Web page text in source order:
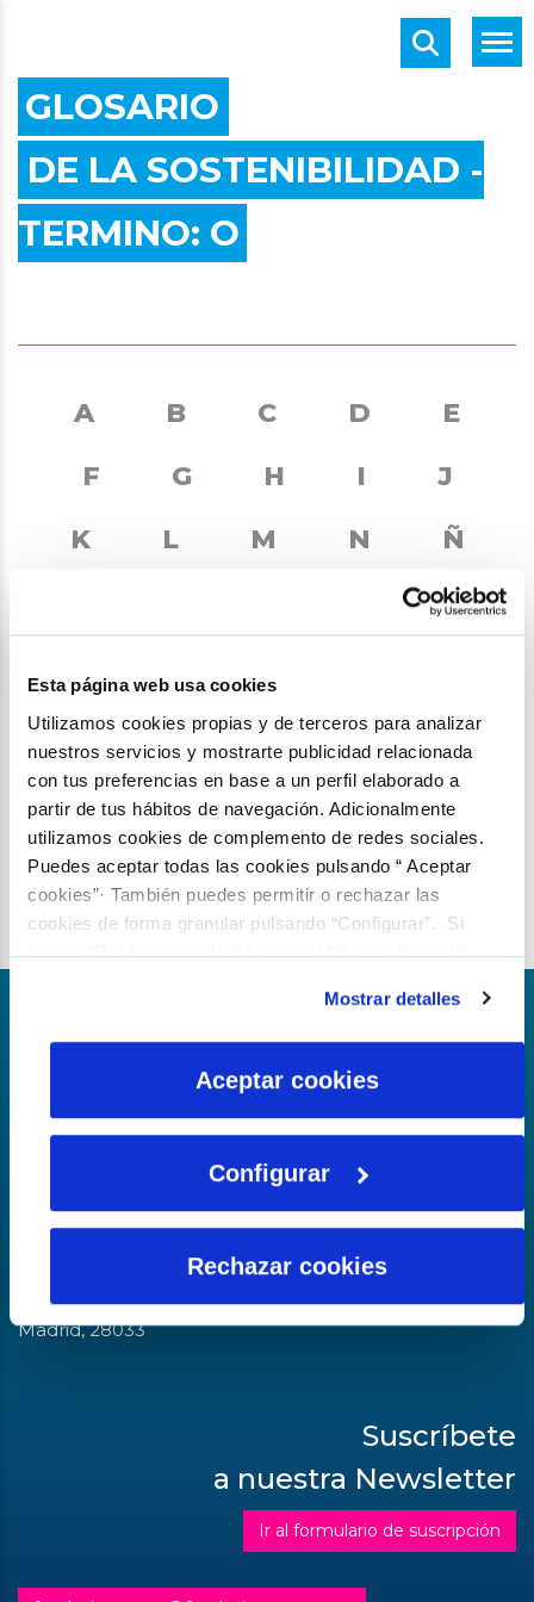
Esta página web usa cookies
Utilizamos cookies propias y de terceros para analizar
nuestros servicios y mostrarte publicidad relacionada
con tus preferencias en base a un perfil elaborado a
partir de tus hábitos de navegación. Adicionalmente
utilizamos cookies de complemento de redes sociales.
Puedes aceptar todas las cookies pulsando “ Aceptar
cookies”· También puedes permitir o rechazar las
cookies de forma granular pulsando “Configurar”. Si
pulsas “Rechazar cookies”, equivaldrá a rechazar la
son indispensables para que el sitio web funcione y que
por tanto no se pueden desactivar. Puedes consultar
Política de Cookies
Mostrar detalles
Aceptar cookies
Configurar
Rechazar cookies
GLOSARIO
DE LA SOSTENIBILIDAD -
TERMINO: O
A B C D
E
F
G H I
J
K
L M N
Ñ
S
Y
Z
Compartir:
Facebook
X LinkedIn
WhatsApp
Email
La fundación del Agua
Sede central
Complejo Empresarial Parque Norte
Edificio La Encina
Madrid, 28033
Suscríbete
a nuestra Newsletter
Ir al formulario de suscripción